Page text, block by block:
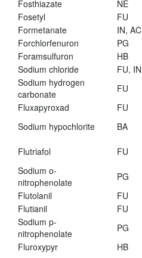
Fosthiazate
NE
Fosetyl
FU
Formetanate
IN, AC
Forchlorfenuron
PG
Foramsulfuron
HB
Sodium chloride
FU, IN
Sodium hydrogen
carbonate
FU
Fluxapyroxad
FU
Sodium hypochlorite
BA
Flutriafol
FU
Sodium o-
nitrophenolate
PG
Flutolanil
FU
Flutianil
FU
Sodium p-
nitrophenolate
PG
Fluroxypyr
HB